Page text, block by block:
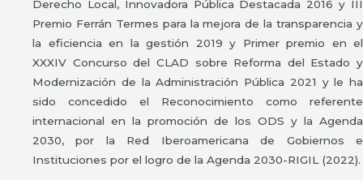
Derecho Local, Innovadora Pública Destacada 2016 y III
Premio Ferrán Termes para la mejora de la transparencia y
la eficiencia en la gestión 2019 y Primer premio en el
XXXIV Concurso del CLAD sobre Reforma del Estado y
Modernización de la Administración Pública 2021 y le ha
sido concedido el Reconocimiento como referente
internacional en la promoción de los ODS y la Agenda
2030, por la Red Iberoamericana de Gobiernos e
Instituciones por el logro de la Agenda 2030-RIGIL (2022).